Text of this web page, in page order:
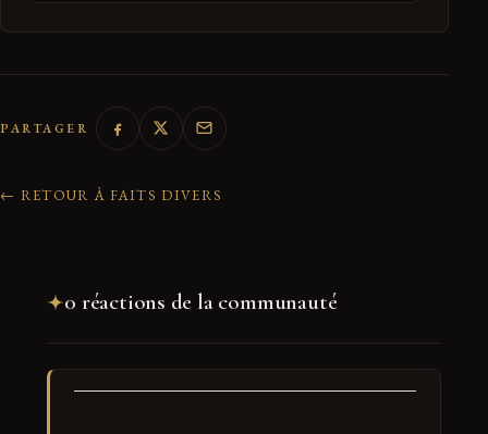
PARTAGER
← RETOUR À FAITS DIVERS
0 réactions de la communauté